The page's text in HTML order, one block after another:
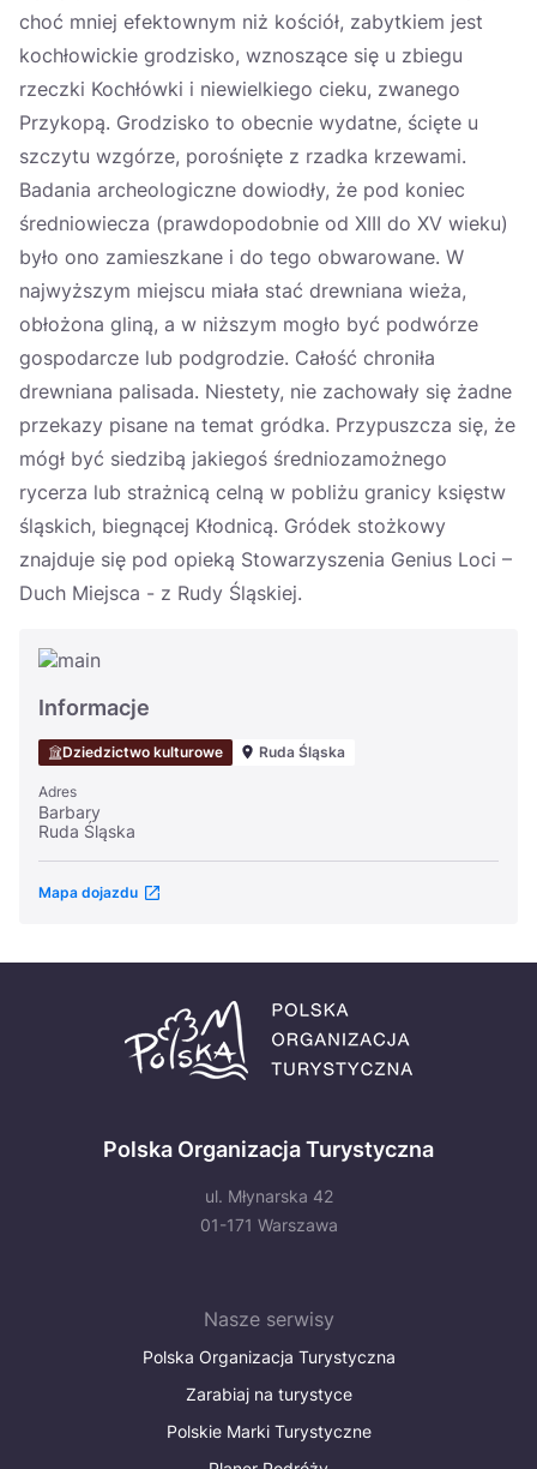
choć mniej efektownym niż kościół, zabytkiem jest
kochłowickie grodzisko, wznoszące się u zbiegu
rzeczki Kochłówki i niewielkiego cieku, zwanego
Przykopą. Grodzisko to obecnie wydatne, ścięte u
szczytu wzgórze, porośnięte z rzadka krzewami.
Badania archeologiczne dowiodły, że pod koniec
średniowiecza (prawdopodobnie od XIII do XV wieku)
było ono zamieszkane i do tego obwarowane. W
najwyższym miejscu miała stać drewniana wieża,
obłożona gliną, a w niższym mogło być podwórze
gospodarcze lub podgrodzie. Całość chroniła
drewniana palisada. Niestety, nie zachowały się żadne
przekazy pisane na temat gródka. Przypuszcza się, że
mógł być siedzibą jakiegoś średniozamożnego
rycerza lub strażnicą celną w pobliżu granicy księstw
śląskich, biegnącej Kłodnicą. Gródek stożkowy
znajduje się pod opieką Stowarzyszenia Genius Loci –
Duch Miejsca - z Rudy Śląskiej.
Informacje
Dziedzictwo kulturowe Ruda Śląska
Adres
Barbary
Ruda Śląska
Mapa dojazdu
Polska Organizacja Turystyczna
ul. Młynarska 42
01-171 Warszawa
Nasze serwisy
Polska Organizacja Turystyczna
Zarabiaj na turystyce
Polskie Marki Turystyczne